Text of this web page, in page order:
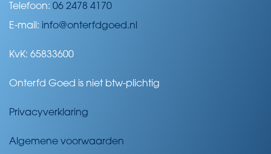
Telefoon: 06 2478 4170
E-mail: info@onterfdgoed.nl
KvK: 65833600
Onterfd Goed is niet btw-plichtig
Privacyverklaring
Algemene voorwaarden